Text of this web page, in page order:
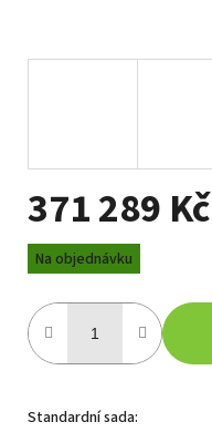
371 289 Kč
Měrná
cena:
Na objednávku
Standardní sada: